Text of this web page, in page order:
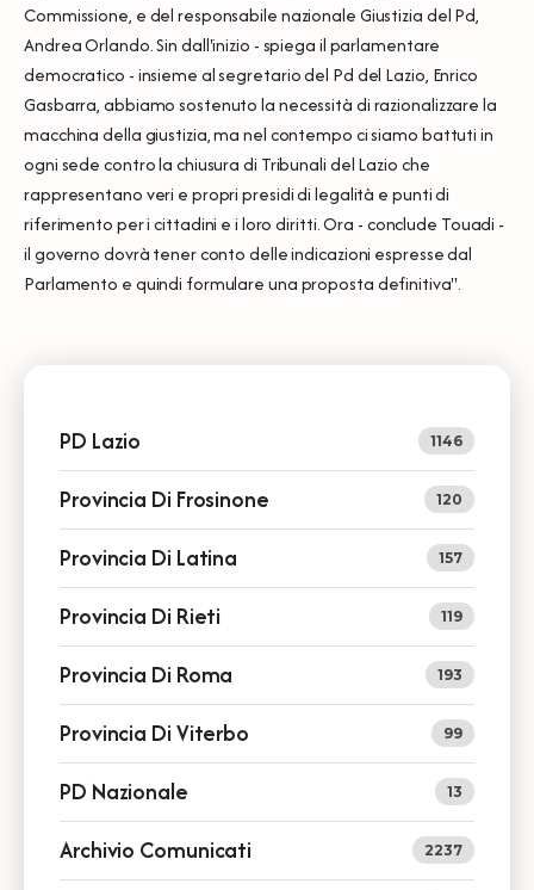
Commissione, e del responsabile nazionale Giustizia del Pd,
Andrea Orlando. Sin dall'inizio - spiega il parlamentare
democratico - insieme al segretario del Pd del Lazio, Enrico
Gasbarra, abbiamo sostenuto la necessità di razionalizzare la
macchina della giustizia, ma nel contempo ci siamo battuti in
ogni sede contro la chiusura di Tribunali del Lazio che
rappresentano veri e propri presidi di legalità e punti di
riferimento per i cittadini e i loro diritti. Ora - conclude Touadi -
il governo dovrà tener conto delle indicazioni espresse dal
Parlamento e quindi formulare una proposta definitiva".
PD Lazio 1146
Provincia Di Frosinone 120
Provincia Di Latina 157
Provincia Di Rieti 119
Provincia Di Roma 193
Provincia Di Viterbo 99
PD Nazionale 13
Archivio Comunicati 2237